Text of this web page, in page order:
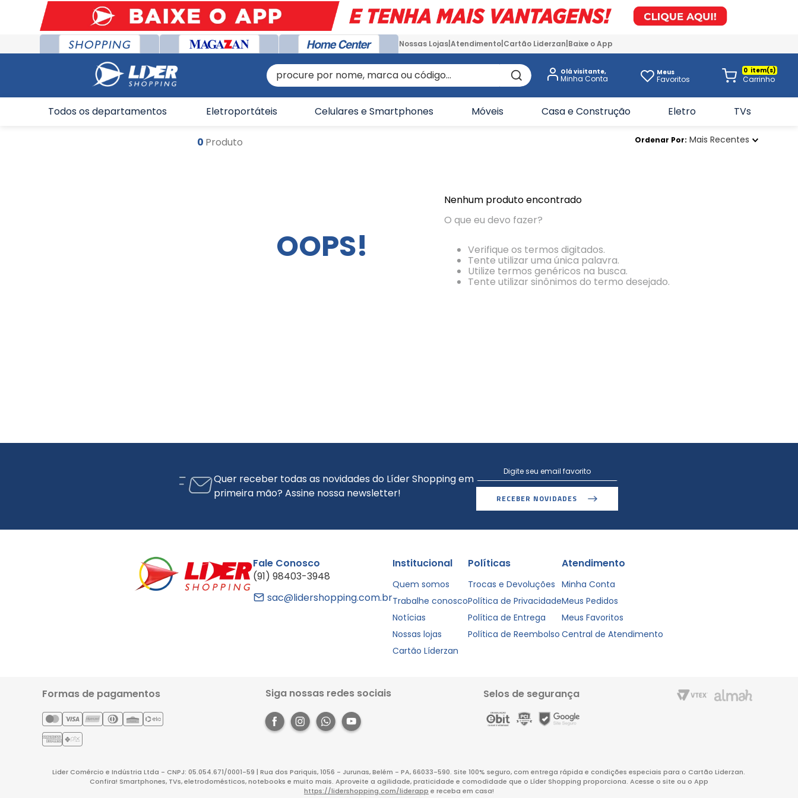
Nossas Lojas Atendimento Cartão Liderzan Baixe o App
procure por nome, marca ou código... Olá visitante, Meus
Favoritos
0
Todos os departamentos Eletroportáteis Celulares e Smartphones Móveis Casa e Construção Eletro TVs
0 Produto Ordenar Por Mais Recentes
OOPS!
Nenhum produto encontrado
O que eu devo fazer?
Verifique os termos digitados.
Tente utilizar uma única palavra.
Utilize termos genéricos na busca.
Tente utilizar sinônimos do termo desejado.
Quer receber todas as novidades do Líder Shopping em
primeira mão? Assine nossa newsletter!
RECEBER NOVIDADES
Fale Conosco
(91) 98403-3948
sac@lidershopping.com.br
Institucional
Quem somos
Trabalhe conosco
Notícias
Nossas lojas
Cartão Líderzan
Políticas
Trocas e Devoluções
Política de Privacidade
Política de Entrega
Política de Reembolso
Atendimento
Minha Conta
Meus Pedidos
Meus Favoritos
Central de Atendimento
Formas de pagamentos Siga nossas redes sociais Selos de segurança
Lider Comércio e Indústria Ltda - CNPJ: 05.054.671/0001-59 | Rua dos Pariquis, 1056 - Jurunas, Belém - PA, 66033-590. Site 100% seguro, com entrega rápida e condições especiais para o Cartão Liderzan.
Confira! Smartphones, TVs, eletrodomésticos, notebooks e muito mais. Aproveite a agilidade, praticidade e comodidade que o Líder Shopping proporciona. Acesse o site ou o App
https://lidershopping.com/liderapp e receba em casa!